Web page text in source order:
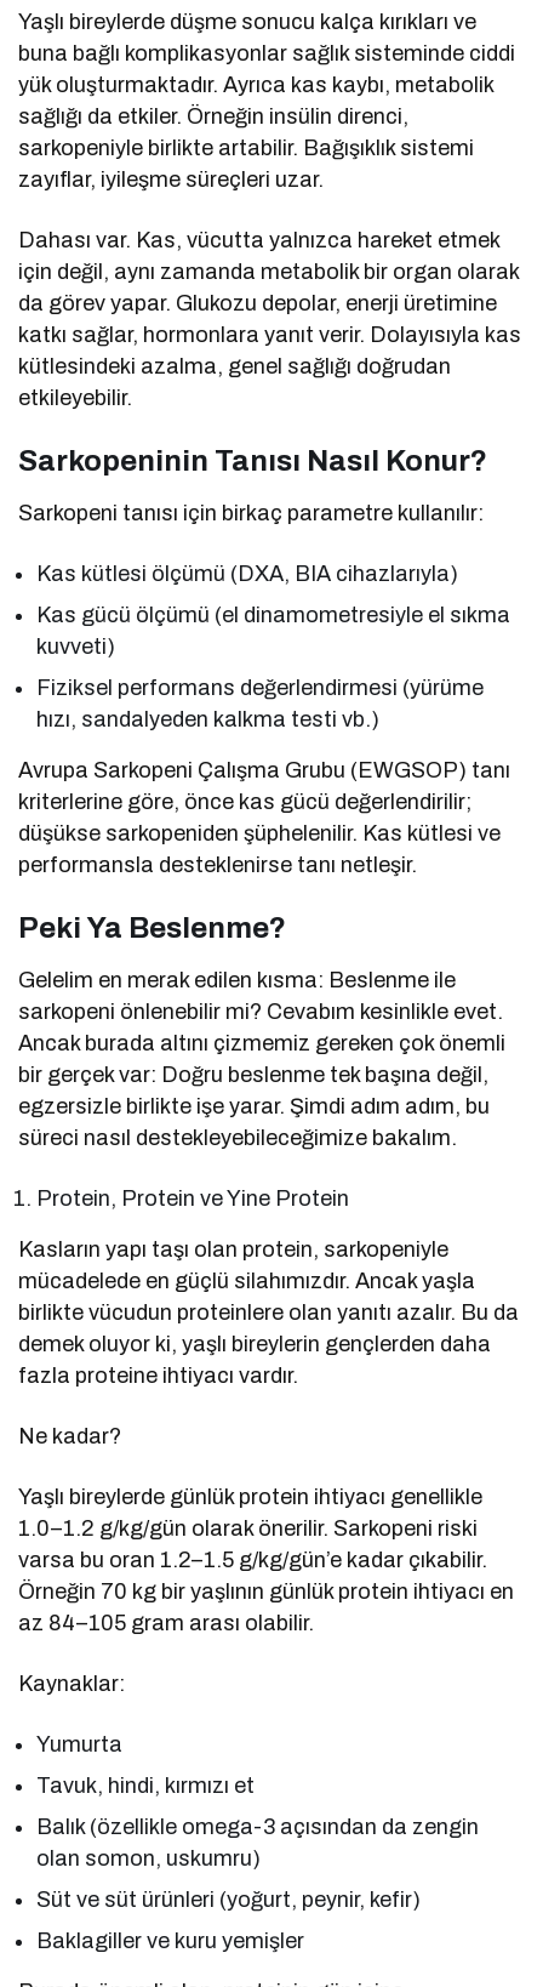
Yaşlı bireylerde düşme sonucu kalça kırıkları ve
buna bağlı komplikasyonlar sağlık sisteminde ciddi
yük oluşturmaktadır. Ayrıca kas kaybı, metabolik
sağlığı da etkiler. Örneğin insülin direnci,
sarkopeniyle birlikte artabilir. Bağışıklık sistemi
zayıflar, iyileşme süreçleri uzar.
Dahası var. Kas, vücutta yalnızca hareket etmek
için değil, aynı zamanda metabolik bir organ olarak
da görev yapar. Glukozu depolar, enerji üretimine
katkı sağlar, hormonlara yanıt verir. Dolayısıyla kas
kütlesindeki azalma, genel sağlığı doğrudan
etkileyebilir.
Sarkopeninin Tanısı Nasıl Konur?
Sarkopeni tanısı için birkaç parametre kullanılır:
Kas kütlesi ölçümü (DXA, BIA cihazlarıyla)
Kas gücü ölçümü (el dinamometresiyle el sıkma
kuvveti)
Fiziksel performans değerlendirmesi (yürüme
hızı, sandalyeden kalkma testi vb.)
Avrupa Sarkopeni Çalışma Grubu (EWGSOP) tanı
kriterlerine göre, önce kas gücü değerlendirilir;
düşükse sarkopeniden şüphelenilir. Kas kütlesi ve
performansla desteklenirse tanı netleşir.
Peki Ya Beslenme?
Gelelim en merak edilen kısma: Beslenme ile
sarkopeni önlenebilir mi? Cevabım kesinlikle evet.
Ancak burada altını çizmemiz gereken çok önemli
bir gerçek var: Doğru beslenme tek başına değil,
egzersizle birlikte işe yarar. Şimdi adım adım, bu
süreci nasıl destekleyebileceğimize bakalım.
Protein, Protein ve Yine Protein
Kasların yapı taşı olan protein, sarkopeniyle
mücadelede en güçlü silahımızdır. Ancak yaşla
birlikte vücudun proteinlere olan yanıtı azalır. Bu da
demek oluyor ki, yaşlı bireylerin gençlerden daha
fazla proteine ihtiyacı vardır.
Ne kadar?
Yaşlı bireylerde günlük protein ihtiyacı genellikle
1.0–1.2 g/kg/gün olarak önerilir. Sarkopeni riski
varsa bu oran 1.2–1.5 g/kg/gün’e kadar çıkabilir.
Örneğin 70 kg bir yaşlının günlük protein ihtiyacı en
az 84–105 gram arası olabilir.
Kaynaklar:
Yumurta
Tavuk, hindi, kırmızı et
Balık (özellikle omega-3 açısından da zengin
olan somon, uskumru)
Süt ve süt ürünleri (yoğurt, peynir, kefir)
Baklagiller ve kuru yemişler